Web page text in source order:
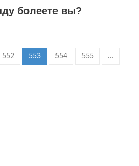
болеете вы?
552 553 554 555 …